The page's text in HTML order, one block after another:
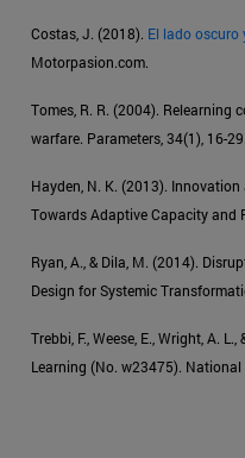
Costas, J. (2018). El lado oscuro
Motorpasion.com.
Tomes, R. R. (2004). Relearning
warfare. Parameters, 34(1), 16-29.
Hayden, N. K. (2013).
Towards Adaptive Capacity and
Ryan, A., & Dila, M. (2014).
Design for Systemic
Trebbi, F., Weese, E., Wright, A.
Learning (No. w23475).